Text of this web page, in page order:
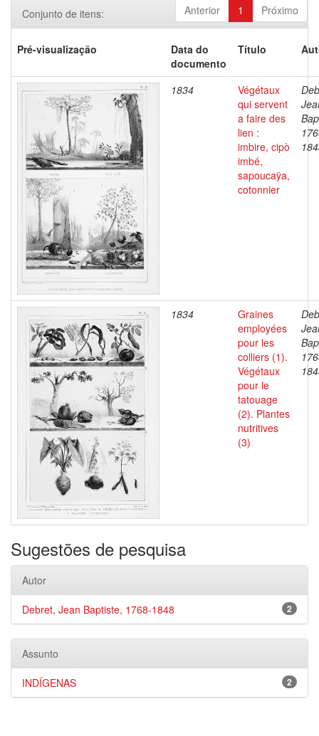
Anterior 1 Próximo
Conjunto de itens:
Pré-visualização
Data do
documento
Título
1834
Végétaux
qui servent
a faire des
lien :
imbire, cipò
imbé,
sapoucaÿa,
cotonnier
1834
Graines
employées
pour les
colliers (1).
Végétaux
pour le
tatouage
(2). Plantes
nutritives
(3)
Sugestões de pesquisa
Autor
2
Debret, Jean Baptiste, 1768-1848
Assunto
2
INDÍGENAS